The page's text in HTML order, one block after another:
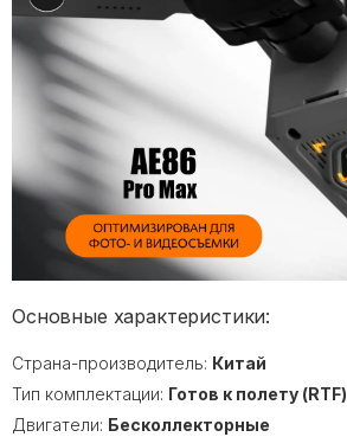
Основные характеристики:
Страна-производитель: Китай
Тип комплектации: Готов к полету (RTF)
Двигатели: Бесколлекторные